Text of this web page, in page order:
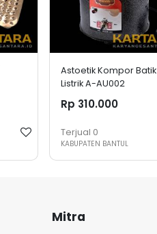
Astoetik Kompor Batik
Listrik A-AU002
Rp 310.000
Terjual 0
KABUPATEN BANTUL
Mitra